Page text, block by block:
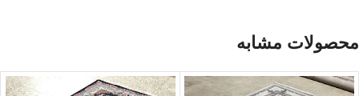
محصولات مشابه